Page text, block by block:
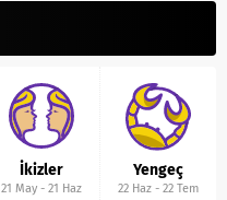
İkizler
21 May- 21 Haz
Yengeç
22 Haz- 22 Tem